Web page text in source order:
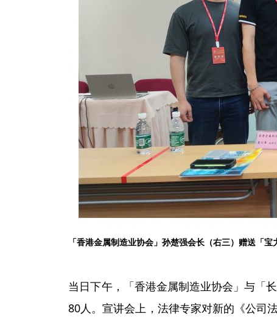
「香港金属制造业协会」孙楚强会长（右三）赠送「
当日下午，「香港金属制造业协会」与「
80人。宣讲会上，法律专家对新的《公司